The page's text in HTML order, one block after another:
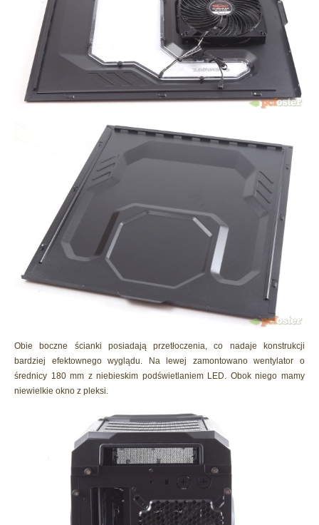
Obie boczne ścianki posiadają przetłoczenia, co nadaje konstrukcji
bardziej efektownego wyglądu. Na lewej zamontowano wentylator o
średnicy 180 mm z niebieskim podświetlaniem LED. Obok niego mamy
niewielkie okno z pleksi.